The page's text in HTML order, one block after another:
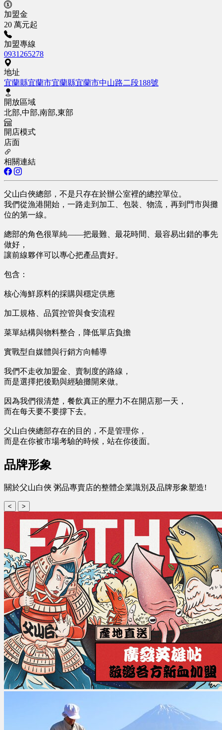
加盟金
20 萬元起
加盟專線
0931265278
地址
宜蘭縣宜蘭市宜蘭縣宜蘭市中山路二段188號
開放區域
北部,中部,南部,東部
開店模式
店面
相關連結
父山白俠總部，不是只存在於辦公室裡的總控單位。
我們從漁港開始，一路走到加工、包裝、物流，再到門市與攤
位的第一線。
總部的角色很單純——把最難、最花時間、最容易出錯的事先
做好，
讓前線夥伴可以專心把產品賣好。
包含：
核心海鮮原料的採購與穩定供應
加工規格、品質控管與食安流程
菜單結構與物料整合，降低單店負擔
實戰型自媒體與行銷方向輔導
我們不走收加盟金、賣制度的路線，
而是選擇把後勤與經驗攤開來做。
因為我們很清楚，餐飲真正的壓力不在開店那一天，
而在每天要不要撐下去。
父山白俠總部存在的目的，不是管理你，
而是在你被市場考驗的時候，站在你後面。
品牌形象
關於父山白俠 粥品專賣店的整體企業識別及品牌形象塑造!
< >